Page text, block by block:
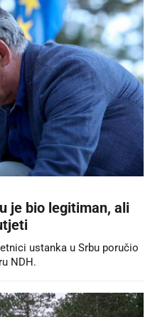
je bio legitiman, ali
ustanka u Srbu poručio
NDH.